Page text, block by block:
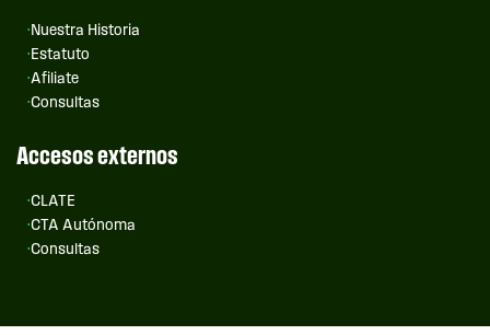
Nuestra Historia
Estatuto
Afiliate
Consultas
Accesos externos
CLATE
CTA Autónoma
Consultas